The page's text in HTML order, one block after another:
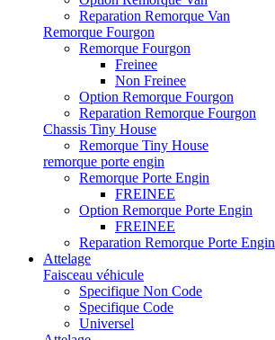
Reparation Remorque Van
Remorque Fourgon
Remorque Fourgon
Freinee
Non Freinee
Option Remorque Fourgon
Reparation Remorque Fourgon
Chassis Tiny House
Remorque Tiny House
remorque porte engin
Remorque Porte Engin
FREINEE
Option Remorque Porte Engin
FREINEE
Reparation Remorque Porte Engin
Attelage
Faisceau véhicule
Specifique Non Code
Specifique Code
Universel